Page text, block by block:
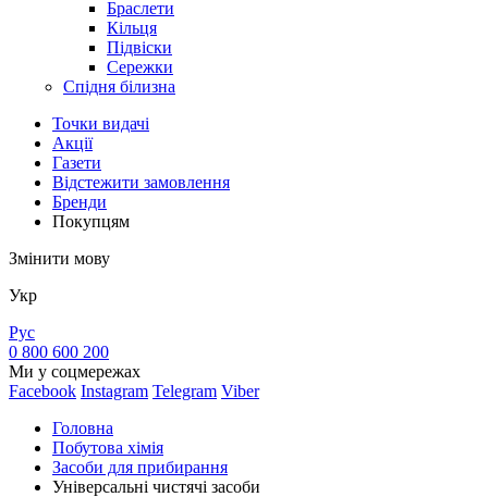
Браслети
Кільця
Підвіски
Сережки
Спідня білизна
Точки видачi
Акції
Газети
Відстежити замовлення
Бренди
Покупцям
Змінити мову
Укр
Рус
0 800 600 200
Ми у соцмережах
Facebook Instagram Telegram Viber
Головна
Побутова хімія
Засоби для прибирання
Універсальні чистячі засоби